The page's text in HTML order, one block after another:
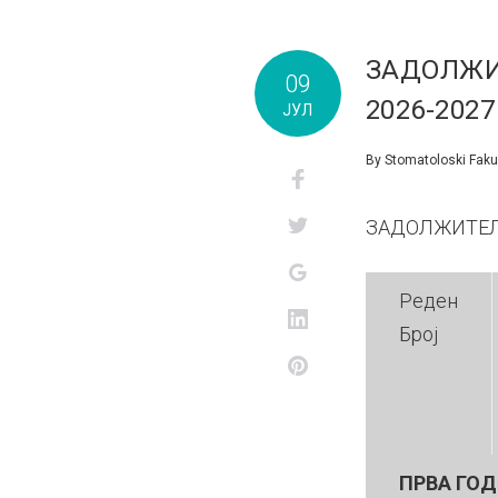
09
ЈУЛ
Twitter
Google+
Pinterest
2026-2027
By Stomatoloski
Реден
Број
ПРВА